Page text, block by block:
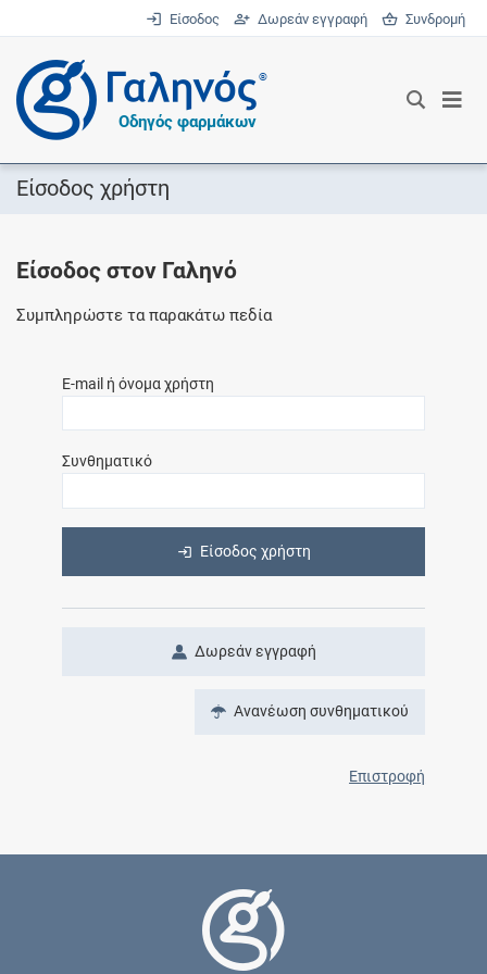
Είσοδος Δωρεάν εγγραφή Συνδρομή
®
Οδηγός φαρμάκων
Είσοδος χρήστη
Είσοδος στον Γαληνό
Συμπληρώστε τα παρακάτω πεδία
E-mail ή όνομα χρήστη
Συνθηματικό
Είσοδος χρήστη
Δωρεάν εγγραφή
Ανανέωση συνθηματικού
Επιστροφή